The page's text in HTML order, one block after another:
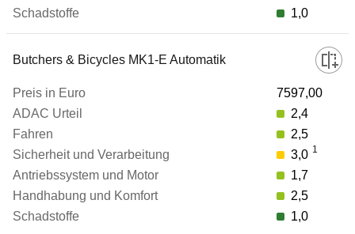
Fahren
Sicherheit und Verarbeitung
Antriebssystem und Motor
Handhabung und Komfort
Schadstoffe
1,0
Butchers & Bicycles MK1-E Automatik
7597,00
2,4
2,5
3,0 1
1,7
2,5
1,0